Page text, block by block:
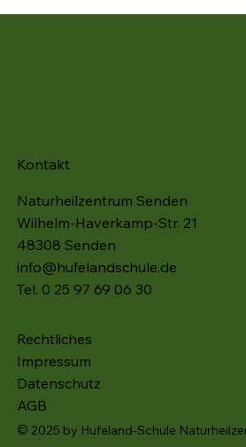
Rechtliches
Impressum
Datenschutz
AGB
© 2025 by Hufeland-Schule
Kontakt
Naturheilzentrum Senden
Wilhelm-Haverkamp-Str. 21
48308 Senden
info@hufelandschule.de
Tel. 0 25 97 69 06 30